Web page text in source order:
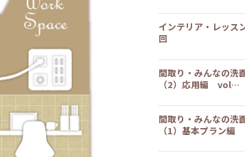
インテリア・レッ
回
間取り・みんなの洗
（2）応用編 vol…
間取り・みんなの洗
（1）基本プラン